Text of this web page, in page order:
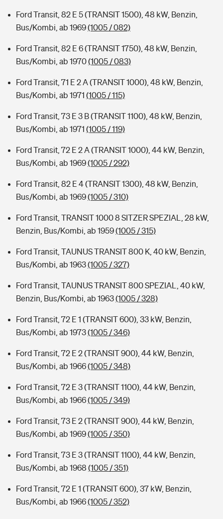
Ford Transit, 82 E 5 (TRANSIT 1500), 48 kW, Benzin,
Bus/Kombi, ab 1969(1005 / 082)
Ford Transit, 82 E 6 (TRANSIT 1750), 48 kW, Benzin,
Bus/Kombi, ab 1970(1005 / 083)
Ford Transit, 71 E 2 A (TRANSIT 1000), 48 kW, Benzin,
Bus/Kombi, ab 1971 (1005 / 115)
Ford Transit, 73 E 3 B (TRANSIT 1100), 48 kW, Benzin,
Bus/Kombi, ab 1971 (1005 / 119)
Ford Transit, 72 E 2 A (TRANSIT 1000), 44 kW, Benzin,
Bus/Kombi, ab 1969(1005 / 292)
Ford Transit, 82 E 4 (TRANSIT 1300), 48 kW, Benzin,
Bus/Kombi, ab 1969(1005 / 310)
Ford Transit, TRANSIT 1000 8 SITZER SPEZIAL, 28 kW,
Benzin, Bus/Kombi, ab 1959(1005 / 315)
Ford Transit, TAUNUS TRANSIT 800 K, 40 kW, Benzin,
Bus/Kombi, ab 1963(1005 / 327)
Ford Transit, TAUNUS TRANSIT 800 SPEZIAL, 40 kW,
Benzin, Bus/Kombi, ab 1963(1005 / 328)
Ford Transit, 72 E 1 (TRANSIT 600), 33 kW, Benzin,
Bus/Kombi, ab 1973(1005 / 346)
Ford Transit, 72 E 2 (TRANSIT 900), 44 kW, Benzin,
Bus/Kombi, ab 1966(1005 / 348)
Ford Transit, 72 E 3 (TRANSIT 1100), 44 kW, Benzin,
Bus/Kombi, ab 1966(1005 / 349)
Ford Transit, 73 E 2 (TRANSIT 900), 44 kW, Benzin,
Bus/Kombi, ab 1969(1005 / 350)
Ford Transit, 73 E 3 (TRANSIT 1100), 44 kW, Benzin,
Bus/Kombi, ab 1968 (1005 / 351)
Ford Transit, 72 E 1 (TRANSIT 600), 37 kW, Benzin,
Bus/Kombi, ab 1966(1005 / 352)